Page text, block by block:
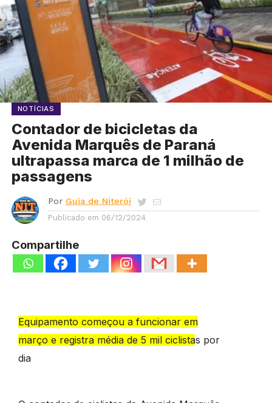
NOTÍCIAS
Contador de bicicletas da
Avenida Marquês de Paraná
ultrapassa marca de 1 milhão de
passagens
Por Guia de Niterói
Publicado em 06/12/2024
Compartilhe
Equipamento começou a funcionar em
março e registra média de 5 mil ciclistas por
dia